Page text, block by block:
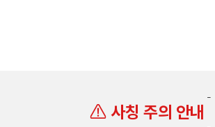
사칭 주의 안내